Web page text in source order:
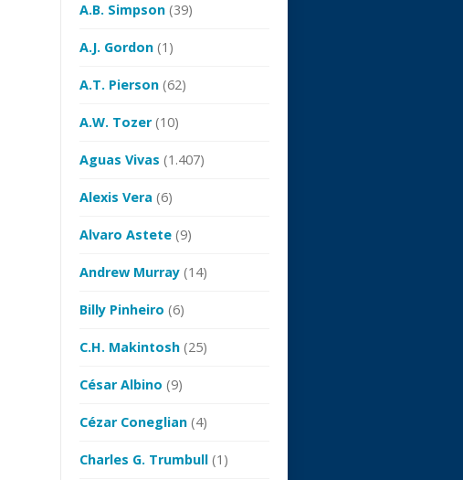
A.B. Simpson (39)
A.J. Gordon (1)
A.T. Pierson (62)
A.W. Tozer(10)
Aguas Vivas (1.407)
Alexis Vera (6)
Alvaro Astete (9)
Andrew Murray (14)
Billy Pinheiro (6)
C.H. Makintosh (25)
César Albino (9)
Cézar Coneglian (4)
Charles G. Trumbull (1)